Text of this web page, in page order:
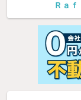
Ｒａ